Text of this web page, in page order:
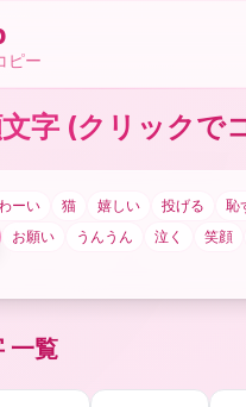
ピー
顔文字
絵文字
字 (クリックで
ーい 猫 嬉しい 投げる
恥
お願い うんうん 泣く 笑顔
一覧